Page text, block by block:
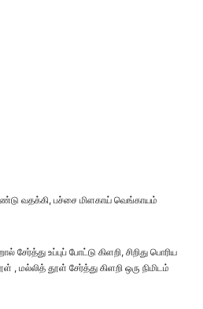
வதக்கி, பச்சை மிளகாய் வெங்காயம்
உப்புப் போட்டு கிளறி, சிறிது பொரிய
மல்லித் தூள் சேர்த்து கிளறி ஒரு நிமிடம்